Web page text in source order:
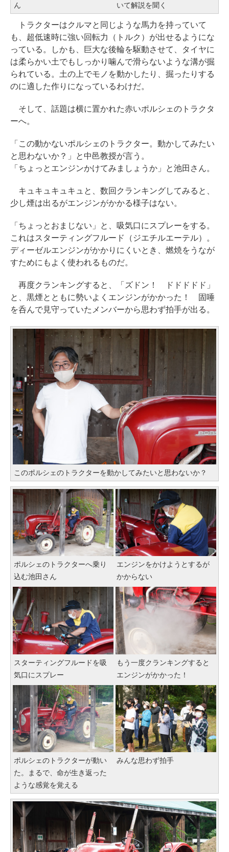
ん
いて解説を聞く
トラクターはクルマと同じような馬力を持っていて
も、超低速時に強い回転力（トルク）が出せるようにな
っている。しかも、巨大な後輪を駆動させて、タイヤに
は柔らかい土でもしっかり噛んで滑らないような溝が掘
られている。土の上でモノを動かしたり、掘ったりする
のに適した作りになっているわけだ。
そして、話題は横に置かれた赤いポルシェのトラクタ
ーへ。
「この動かないポルシェのトラクター。動かしてみたい
と思わないか？」と中邑教授が言う。
「ちょっとエンジンかけてみましょうか」と池田さん。
キュキュキュキュと、数回クランキングしてみると、
少し煙は出るがエンジンがかかる様子はない。
「ちょっとおまじない」と、吸気口にスプレーをする。
これはスターティングフルード（ジエチルエーテル）。
ディーゼルエンジンがかかりにくいとき、燃焼をうなが
すためにもよく使われるものだ。
再度クランキングすると、「ズドン！ ドドドドド」
と、黒煙とともに勢いよくエンジンがかかった！ 固唾
を呑んで見守っていたメンバーから思わず拍手が出る。
このポルシェのトラクターを動かしてみたいと思わないか？
ポルシェのトラクターへ乗り
込む池田さん
エンジンをかけようとするが
かからない
スターティングフルードを吸
気口にスプレー
もう一度クランキングすると
エンジンがかかった！
ポルシェのトラクターが動い
た。まるで、命が生き返った
ような感覚を覚える
みんな思わず拍手